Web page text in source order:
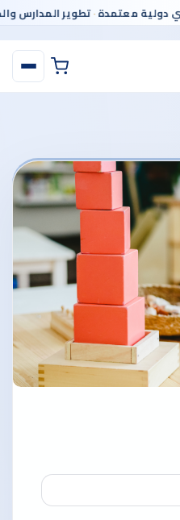
دولية معتمدة·تطوير المدارس